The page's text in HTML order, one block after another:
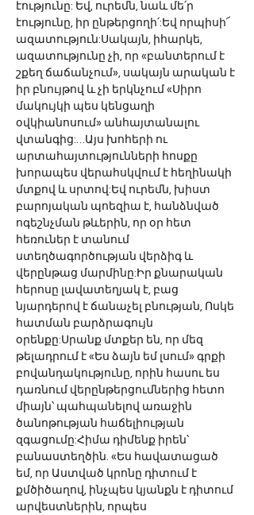
էությունը: Եվ, ուրեմն, նաև մե՛ր
էությունը, իր ընթերցողի՛:Եվ որպիսի՜
ազատություն:Սակայն, իհարկե,
ազատությունը չի, որ «բանտերում է
շքեղ ճաճանչում», սակայն արական է
իր բնույթով և չի երկնչում «Սիրո
մակույկի պես կենցաղի
օվկիանոսում» անհայտանալու
վտանգից:…Այս խոհերի ու
արտահայտությունների հոսքը
խորապես վերահսկվում է հեղինակի
մտքով և սրտով:Եվ ուրեմն, խիստ
բարոյական պոեզիա է, հանձնված
ոգեշնչման թևերին, որ օր հետ
հեռուներ է տանում
ստեղծագործության վերձիգ և
վերընթաց մարմինը:Իր քնարական
հերոսը լավատեղյակ է, բաց
նյարդերով է ճանաչել բնության, Ոսկե
հատման բարձրագույն
օրենքը:Սրանք մտքեր են, որ մեզ
թելադրում է «Ես ձայն եմ լսում» գրքի
բովանդակությունը, որին հասու ես
դառնում վերընթերցումներից հետո
միայն՝ պահպանելով առաջին
ծանոթության հաճելիության
զգացումը:Հիմա դիմենք իրեն՝
բանաստեղծին. «Ես հավատացած
եմ, որ Աստված կրոնը դիտում է
քմծիծաղով, ինչպես կյանքն է դիտում
արվեստներին, որպես